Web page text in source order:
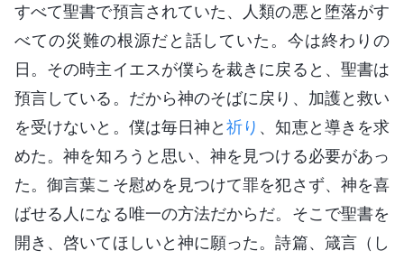
すべて聖書で預言されていた、人類の悪と堕落がす
べての災難の根源だと話していた。今は終わりの
日。その時主イエスが僕らを裁きに戻ると、聖書は
預言している。だから神のそばに戻り、加護と救い
を受けないと。僕は毎日神と祈り 、知恵と導きを求
めた。神を知ろうと思い、神を見つける必要があっ
た。御言葉こそ慰めを見つけて罪を犯さず、神を喜
ばせる人になる唯一の方法だからだ。そこで聖書を
開き、啓いてほしいと神に願った。詩篇、箴言（し